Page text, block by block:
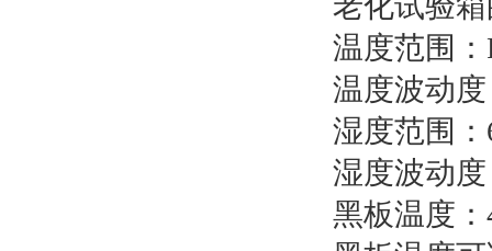
温度范围
温度波动
湿度范围：
湿度波动
黑板温度